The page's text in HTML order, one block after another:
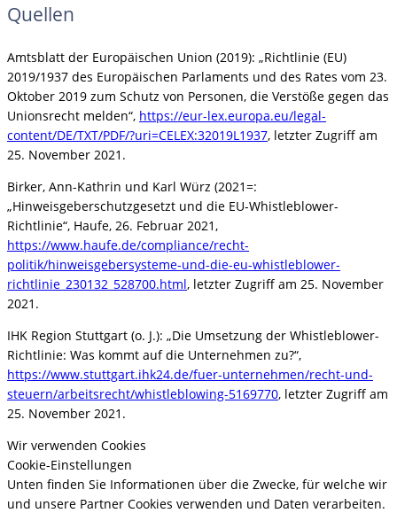
Quellen
Amtsblatt der Europäischen Union (2019): „Richtlinie (EU)
2019/1937 des Europäischen Parlaments und des Rates vom 23.
Oktober 2019 zum Schutz von Personen, die Verstöße gegen das
Unionsrecht melden“, https://eur-lex.europa.eu/legal-
content/DE/TXT/PDF/?uri=CELEX:32019L1937, letzter Zugriff am
25. November 2021.
Birker, Ann-Kathrin und Karl Würz (2021=:
„Hinweisgeberschutzgesetzt und die EU-Whistleblower-
Richtlinie“, Haufe, 26. Februar 2021,
https://www.haufe.de/compliance/recht-
politik/hinweisgebersysteme-und-die-eu-whistleblower-
richtlinie_230132_528700.html, letzter Zugriff am 25. November
2021.
IHK Region Stuttgart (o. J.): „Die Umsetzung der Whistleblower-
Richtlinie: Was kommt auf die Unternehmen zu?“,
https://www.stuttgart.ihk24.de/fuer-unternehmen/recht-und-
steuern/arbeitsrecht/whistleblowing-5169770, letzter Zugriff am
25. November 2021.
Wir verwenden Cookies
Cookie-Einstellungen
Unten finden Sie Informationen über die Zwecke, für welche wir
und unsere Partner Cookies verwenden und Daten verarbeiten.